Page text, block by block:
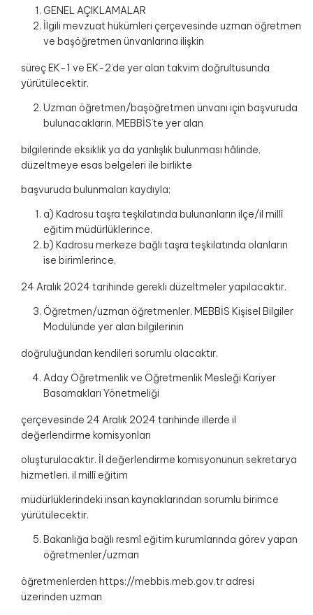
GENEL AÇIKLAMALAR
İlgili mevzuat hükümleri çerçevesinde uzman öğretmen
ve başöğretmen ünvanlarına ilişkin
süreç EK-1 ve EK-2’de yer alan takvim doğrultusunda
yürütülecektir.
Uzman öğretmen/başöğretmen ünvanı için başvuruda
bulunacakların, MEBBİS’te yer alan
bilgilerinde eksiklik ya da yanlışlık bulunması hâlinde,
düzeltmeye esas belgeleri ile birlikte
başvuruda bulunmaları kaydıyla;
a) Kadrosu taşra teşkilatında bulunanların ilçe/il millî
eğitim müdürlüklerince,
b) Kadrosu merkeze bağlı taşra teşkilatında olanların
ise birimlerince,
24 Aralık 2024 tarihinde gerekli düzeltmeler yapılacaktır.
Öğretmen/uzman öğretmenler, MEBBİS Kişisel Bilgiler
Modülünde yer alan bilgilerinin
doğruluğundan kendileri sorumlu olacaktır.
Aday Öğretmenlik ve Öğretmenlik Mesleği Kariyer
Basamakları Yönetmeliği
çerçevesinde 24 Aralık 2024 tarihinde illerde il
değerlendirme komisyonları
oluşturulacaktır. İl değerlendirme komisyonunun sekretarya
hizmetleri, il millî eğitim
müdürlüklerindeki insan kaynaklarından sorumlu birimce
yürütülecektir.
Bakanlığa bağlı resmî eğitim kurumlarında görev yapan
öğretmenler/uzman
öğretmenlerden https://mebbis.meb.gov.tr adresi
üzerinden uzman